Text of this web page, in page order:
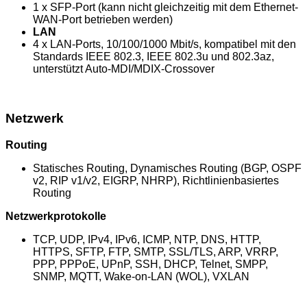
1 x SFP-Port (kann nicht gleichzeitig mit dem Ethernet-
WAN-Port betrieben werden)
LAN
4 x LAN-Ports, 10/100/1000 Mbit/s, kompatibel mit den
Standards IEEE 802.3, IEEE 802.3u und 802.3az,
unterstützt Auto-MDI/MDIX-Crossover
Netzwerk
Routing
Statisches Routing, Dynamisches Routing (BGP, OSPF
v2, RIP v1/v2, EIGRP, NHRP), Richtlinienbasiertes
Routing
Netzwerkprotokolle
TCP, UDP, IPv4, IPv6, ICMP, NTP, DNS, HTTP,
HTTPS, SFTP, FTP, SMTP, SSL/TLS, ARP, VRRP,
PPP, PPPoE, UPnP, SSH, DHCP, Telnet, SMPP,
SNMP, MQTT, Wake-on-LAN (WOL), VXLAN